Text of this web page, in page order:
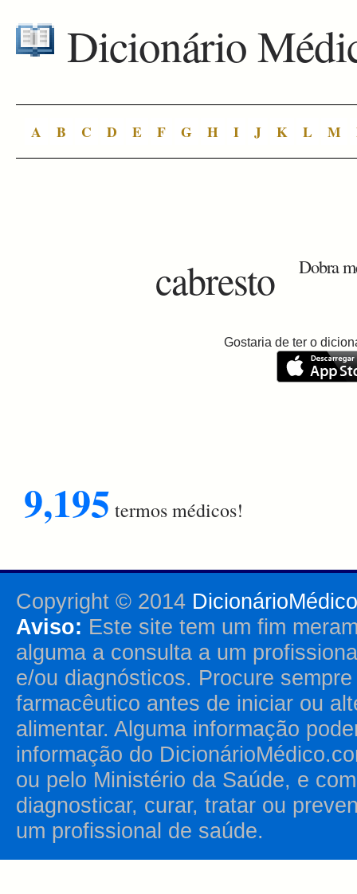
Dicionário
A B C D E F G H I J K L M
cabresto Dobra
Gostaria de ter o
9,195 termos médicos!
Copyright © 2014
Aviso: Este site tem um fim
alguma a consulta a um
e/ou diagnósticos. Procure
farmacêutico antes de iniciar ou
alimentar. Alguma informação
informação do
ou pelo Ministério da Saúde, e
diagnosticar, curar, tratar ou
um profissional de saúde.